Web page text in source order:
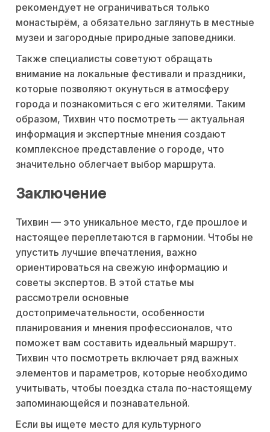
рекомендует не ограничиваться только
монастырём, а обязательно заглянуть в местные
музеи и загородные природные заповедники.
Также специалисты советуют обращать
внимание на локальные фестивали и праздники,
которые позволяют окунуться в атмосферу
города и познакомиться с его жителями. Таким
образом, Тихвин что посмотреть — актуальная
информация и экспертные мнения создают
комплексное представление о городе, что
значительно облегчает выбор маршрута.
Заключение
Тихвин — это уникальное место, где прошлое и
настоящее переплетаются в гармонии. Чтобы не
упустить лучшие впечатления, важно
ориентироваться на свежую информацию и
советы экспертов. В этой статье мы
рассмотрели основные
достопримечательности, особенности
планирования и мнения профессионалов, что
поможет вам составить идеальный маршрут.
Тихвин что посмотреть включает ряд важных
элементов и параметров, которые необходимо
учитывать, чтобы поездка стала по-настоящему
запоминающейся и познавательной.
Если вы ищете место для культурного